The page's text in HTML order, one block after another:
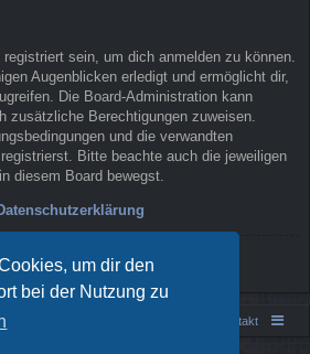
um dir den
bei der Nutzung zu
sein, um dich anmelden zu können.
Augenblicken erledigt und ermöglicht dir,
Die Board-Administration kann
zusätzliche Berechtigungen zuweisen.
und die verwandten
Bitte beachte auch die jeweiligen
diesem Board bewegst.
Kontakt